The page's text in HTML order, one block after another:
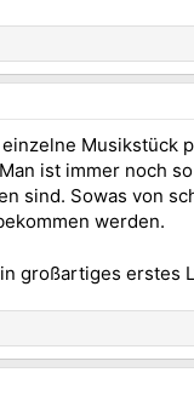
Musikstück
ist immer noch
sind. Sowas von
werden.
großartiges erstes